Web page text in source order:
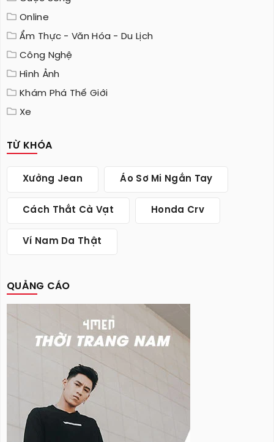
Online
Ẩm Thực - Văn Hóa - Du Lịch
Công Nghệ
Hình Ảnh
Khám Phá Thế Giới
Xe
TỪ KHÓA
Xưởng Jean Áo Sơ Mi Ngắn Tay
Cách Thắt Cà Vạt Honda Crv
Ví Nam Da Thật
QUẢNG CÁO